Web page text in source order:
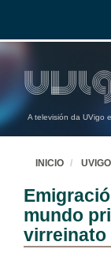
A televisión da UVigo
INICIO
mundo
virreinato